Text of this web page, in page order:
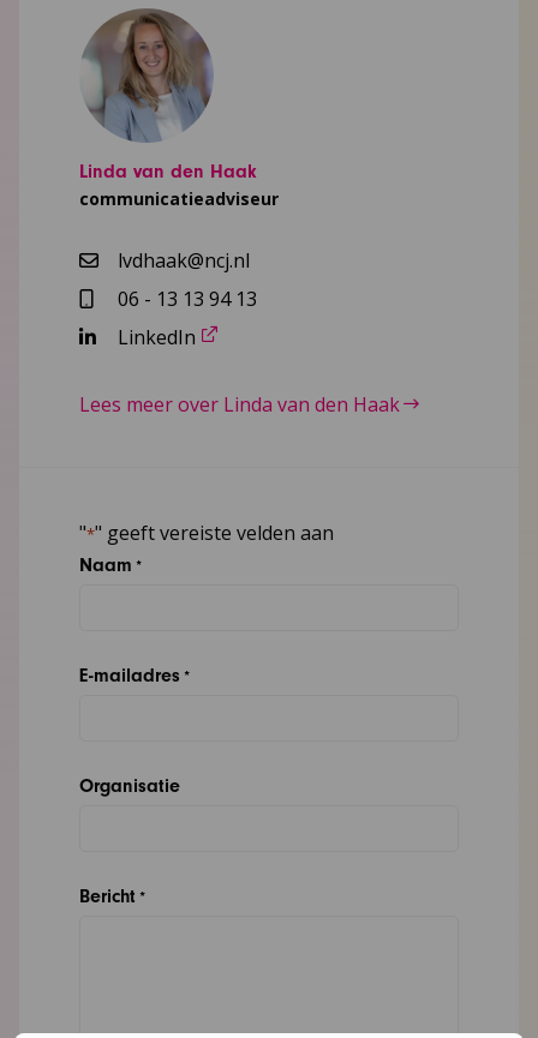
Linda van den Haak
communicatieadviseur
lvdhaak@ncj.nl
06 - 13 13 94 13
LinkedIn
Lees meer over Linda van den Haak
"*" geeft vereiste velden aan
Naam *
E-mailadres *
Organisatie
Bericht *